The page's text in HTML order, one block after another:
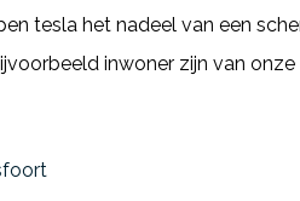
tesla het nadeel van een
inwoner zijn van